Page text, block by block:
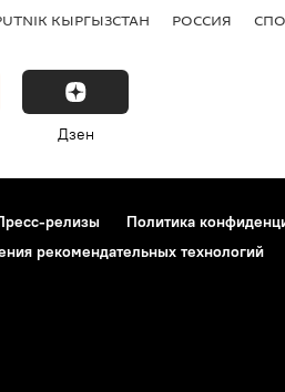
КЫРГЫЗСТАН РОССИЯ
Дзен
релизы
Политика
рекомендательных технологий